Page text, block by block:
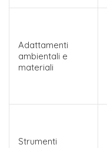
Adattamenti
ambientali e
materiali
Strumenti